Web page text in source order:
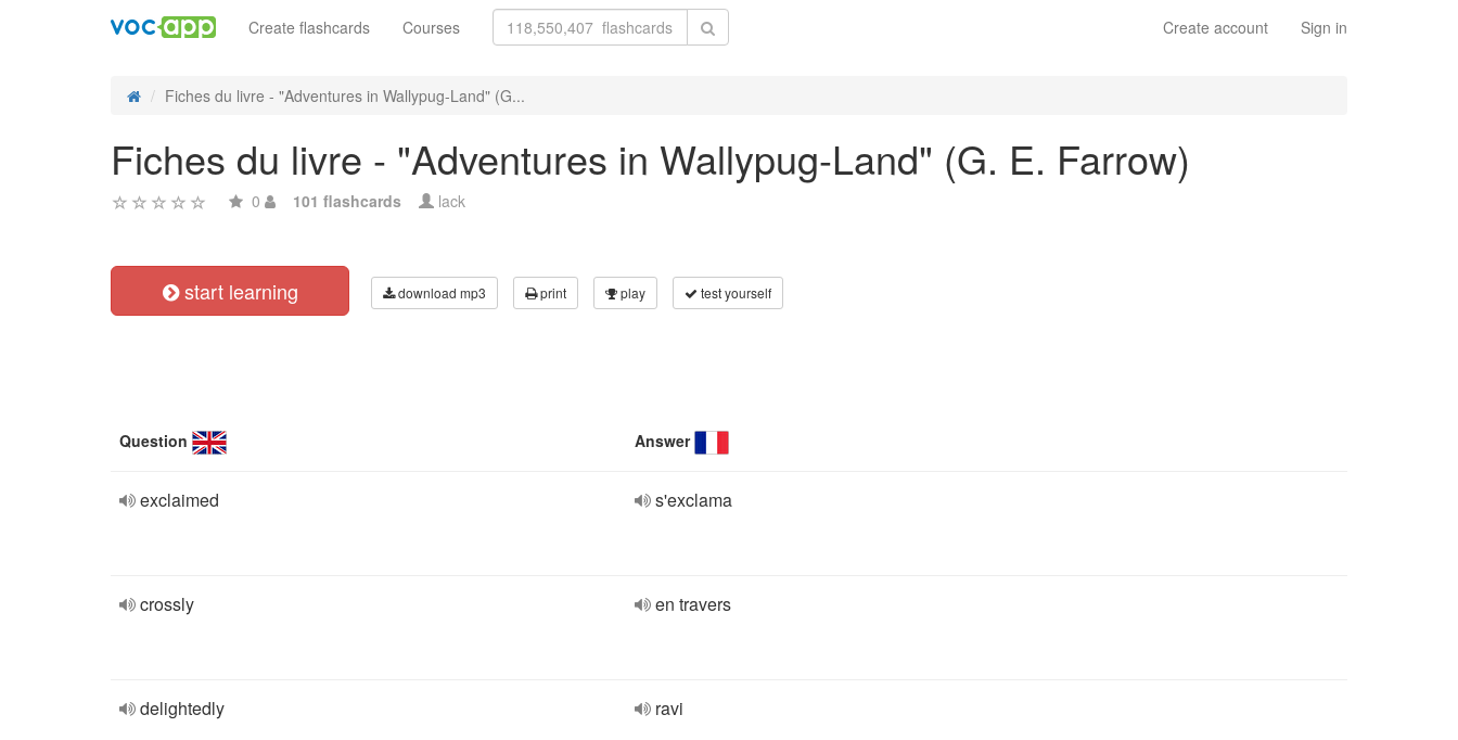
Create account Sign in
Create flashcards Courses
Fiches du livre - "Adventures in Wallypug-Land" (G...
Fiches du livre - "Adventures in Wallypug-Land" (G. E. Farrow)
0 101 flashcards lack
start learning download mp3 print play test yourself
Question Answer
exclaimed s'exclama
crossly en travers
delightedly ravi